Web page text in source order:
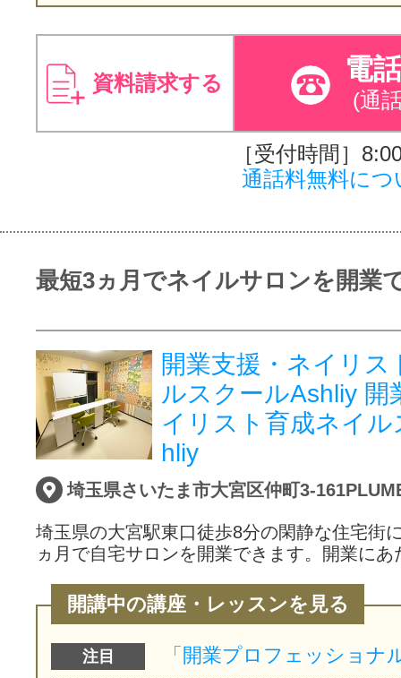
資料請求する 電
(通
［受付時間］
通話料無料につ
最短3ヵ月でネイルサロンを開業
開業支援・ネイリス
ルスクールAshliy 開
イリスト育成ネイ
hliy
埼玉県さいたま市大宮区仲町3-
埼玉県の大宮駅東口徒歩8分の閑静な住宅街
ヵ月で自宅サロンを開業できます。開業に
開講中の講座・レッスンを見る
注目